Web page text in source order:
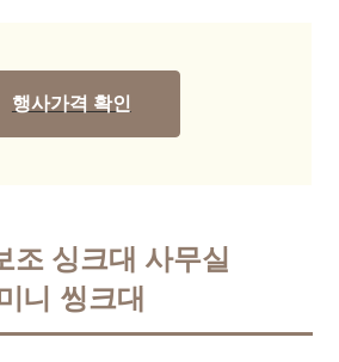
행사가격 확인
조 싱크대 사무실
니 씽크대